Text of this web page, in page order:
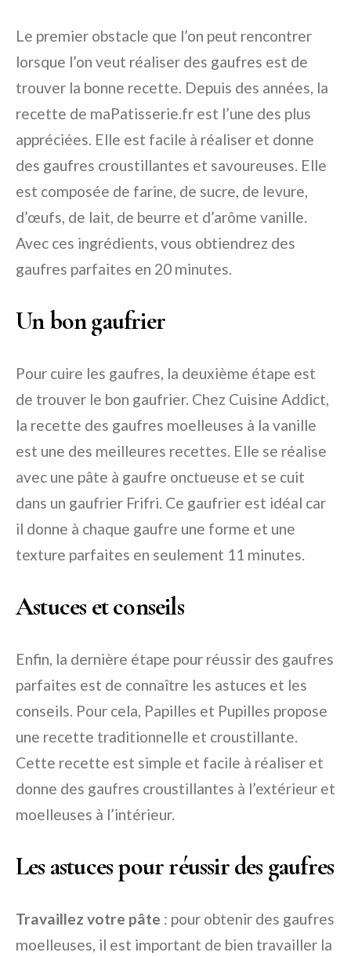
Le premier obstacle que l’on peut rencontrer
lorsque l’on veut réaliser des gaufres est de
trouver la bonne recette. Depuis des années, la
recette de maPatisserie.fr est l’une des plus
appréciées. Elle est facile à réaliser et donne
des gaufres croustillantes et savoureuses. Elle
est composée de farine, de sucre, de levure,
d’œufs, de lait, de beurre et d’arôme vanille.
Avec ces ingrédients, vous obtiendrez des
gaufres parfaites en 20 minutes.
Un bon gaufrier
Pour cuire les gaufres, la deuxième étape est
de trouver le bon gaufrier. Chez Cuisine Addict,
la recette des gaufres moelleuses à la vanille
est une des meilleures recettes. Elle se réalise
avec une pâte à gaufre onctueuse et se cuit
dans un gaufrier Frifri. Ce gaufrier est idéal car
il donne à chaque gaufre une forme et une
texture parfaites en seulement 11 minutes.
Astuces et conseils
Enfin, la dernière étape pour réussir des gaufres
parfaites est de connaître les astuces et les
conseils. Pour cela, Papilles et Pupilles propose
une recette traditionnelle et croustillante.
Cette recette est simple et facile à réaliser et
donne des gaufres croustillantes à l’extérieur et
moelleuses à l’intérieur.
Les astuces pour réussir des gaufres
Travaillez votre pâte : pour obtenir des gaufres
moelleuses, il est important de bien travailler la